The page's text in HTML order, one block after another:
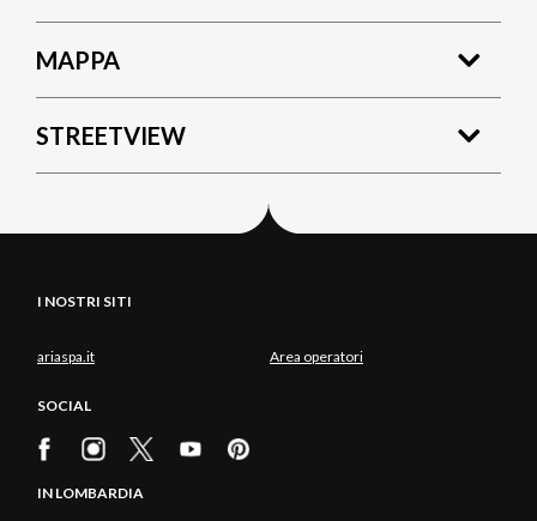
MAPPA
STREETVIEW
I NOSTRI SITI
ariaspa.it Area operatori
SOCIAL
IN LOMBARDIA